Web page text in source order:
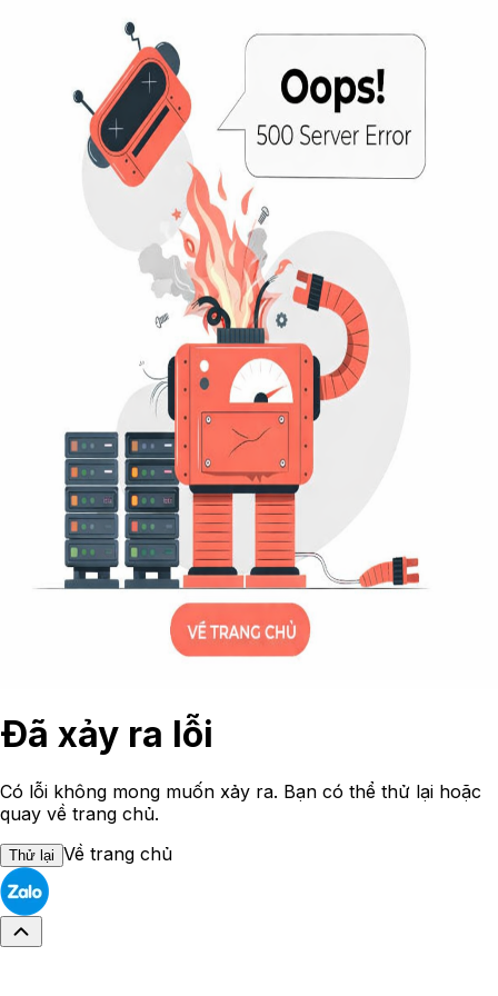
Đã xảy ra lỗi
Có lỗi không mong muốn xảy ra. Bạn có thể thử lại hoặc
quay về trang chủ.
Thử lại Về trang chủ